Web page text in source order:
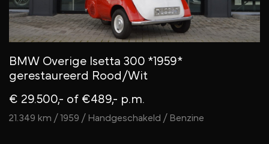
BMW Overige Isetta 300 *1959*
gerestaureerd Rood/Wit
€ 29.500,- of €489,- p.m.
21.349 km / 1959 / Handgeschakeld / Benzine